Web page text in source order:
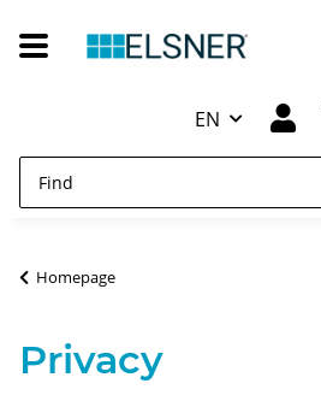
EN
Homepage
Privacy